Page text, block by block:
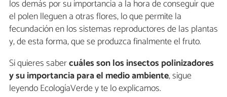
los demás por su importancia a la hora de conseguir que
el polen lleguen a otras flores, lo que permite la
fecundación en los sistemas reproductores de las plantas
y, de esta forma, que se produzca finalmente el fruto.
Si quieres sabercuáles son los insectos polinizadores
y su importancia para el medio ambiente, sigue
leyendo EcologíaVerde y te lo explicamos.